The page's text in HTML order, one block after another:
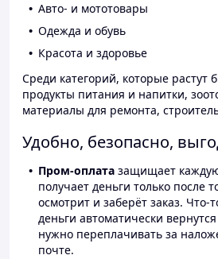
Авто- и мототовары
Одежда и обувь
Красота и здоровье
Среди категорий, которые растут
продукты питания и напитки,
материалы для ремонта,
Удобно, безопасно,
Пром-оплата защищает
получает деньги только после
осмотрит и заберёт заказ.
деньги автоматически
нужно переплачивать за
почте.